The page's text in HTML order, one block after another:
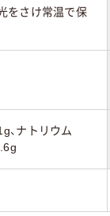
をさけ常温で保
、ナトリウム